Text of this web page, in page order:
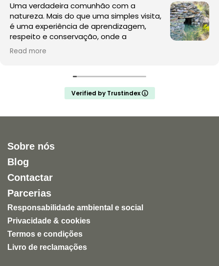
Uma verdadeira comunhão com a
natureza. Mais do que uma simples visita,
é uma experiência de aprendizagem,
respeito e conservação, onde a
observação da fauna e da flora acontece
A Rewilding Portugal mostra que este é o futuro do
turismo de natureza e da conservação. Depois desta
experiência, a comparação com os jardins zoológicos
conhecimento e a proteção da vida selvagem,
entretenimento humano.
Uma experiência inspiradora, autêntica e altamente
recomendável para quem quer conhecer a natureza
de forma ética e responsável.
Read more
Verified by Trustindex
Sobre nós
Blog
Contactar
Parcerias
Responsabilidade ambiental e social
Privacidade & cookies
Termos e condições
Livro de reclamações